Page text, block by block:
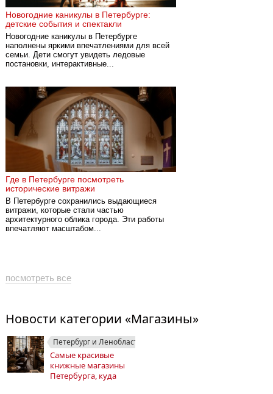
Новогодние каникулы в Петербурге:
детские события и спектакли
Новогодние каникулы в Петербурге
наполнены яркими впечатлениями для всей
семьи. Дети смогут увидеть ледовые
постановки, интерактивные...
Где в Петербурге посмотреть
исторические витражи
В Петербурге сохранились выдающиеся
витражи, которые стали частью
архитектурного облика города. Эти работы
впечатляют масштабом...
посмотреть все
Новости категории «Магазины»
Петербург и Ленобласть
Самые красивые
книжные магазины
Петербурга, куда